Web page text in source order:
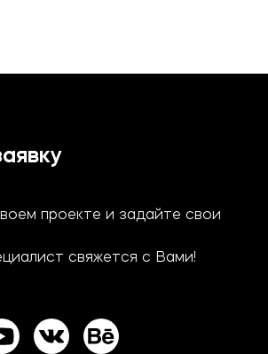
проекте и задайте свои
свяжется с Вами!